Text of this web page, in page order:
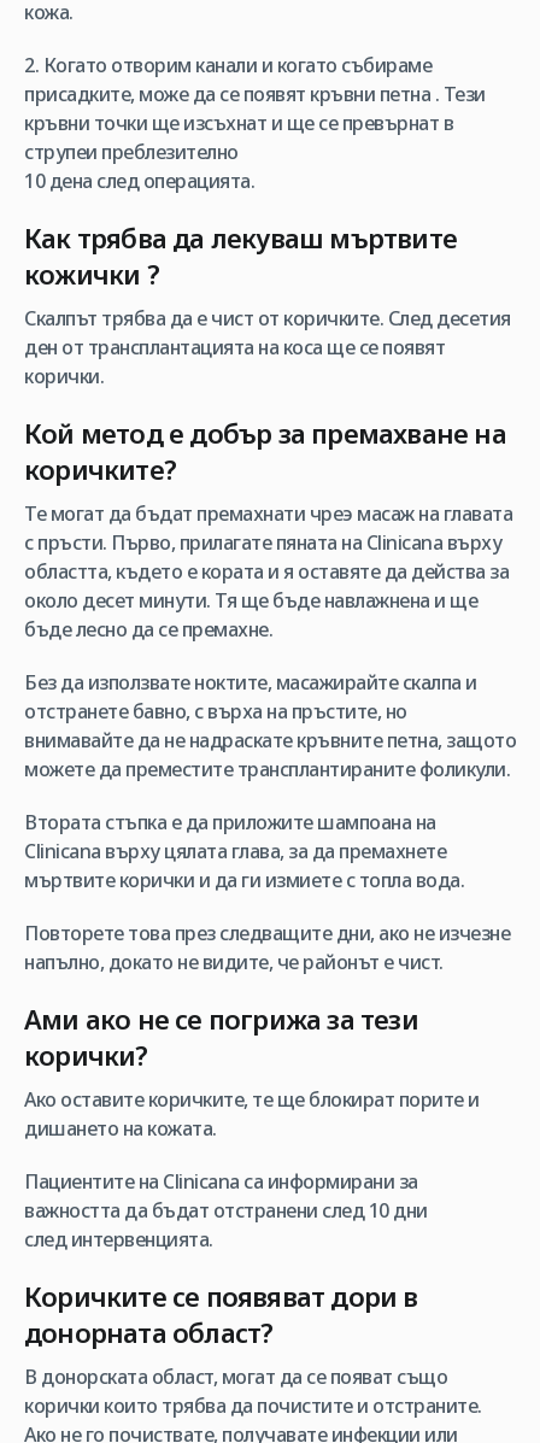
кожа.
2. Когато отворим канали и когато събираме
присадките, може да се появят кръвни петна . Тези
кръвни точки ще изсъхнат и ще се превърнат в
струпеи преблезително
10 дена след операцията.
Как трябва да лекуваш мъртвите
кожички ?
Скалпът трябва да е чист от коричките. След десетия
ден от трансплантацията на коса ще се появят
корички.
Кой метод е добър за премахване на
коричките?
Те могат да бъдат премахнати чреэ масаж на главата
с пръсти. Първо, прилагате пяната на Clinicana върху
областта, където е кората и я оставяте да действа за
около десет минути. Тя ще бъде навлажнена и ще
бъде лесно да се премахне.
Без да използвате ноктите, масажирайте скалпа и
отстранете бавно, с върха на пръстите, но
внимавайте да не надраскате кръвните петна, защото
можете да преместите трансплантираните фоликули.
Втората стъпка е да приложите шампоана на
Clinicana върху цялата глава, за да премахнете
мъртвите корички и да ги измиете с топла вода.
Повторете това през следващите дни, ако не изчезне
напълно, докато не видите, че районът е чист.
Ами ако не се погрижа за тези
корички?
Ако оставите коричките, те ще блокират порите и
дишането на кожата.
Пациентите на Clinicana са информирани за
важността да бъдат отстранени след 10 дни
след интервенцията.
Коричките се появяват дори в
донорната област?
В донорската област, могат да се появат също
корички които трябва да почистите и отстраните.
Ако не го почиствате, получавате инфекции или